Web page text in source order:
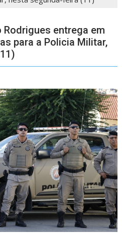
entrega em
para a Policia Militar,